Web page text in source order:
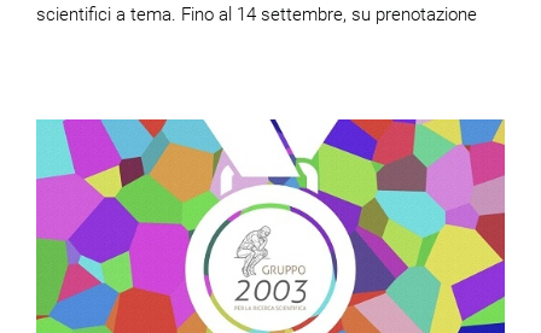
scientifici a tema. Fino al 14 settembre, su prenotazione